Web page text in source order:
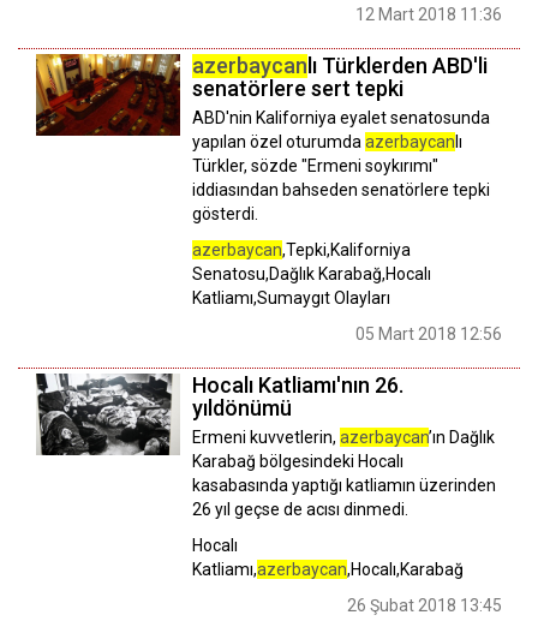
12 Mart 2018 11:36
azerbaycan lı Türklerden ABD'li
senatörlere sert tepki
ABD'nin Kaliforniya eyalet senatosunda
yapılan özel oturumda azerbaycan lı
Türkler, sözde "Ermeni soykırımı"
iddiasından bahseden senatörlere tepki
gösterdi.
azerbaycan,Tepki,Kaliforniya
Senatosu,Dağlık Karabağ,Hocalı
Katliamı,Sumaygıt Olayları
05 Mart 2018 12:56
Hocalı Katliamı'nın 26.
yıldönümü
Ermeni kuvvetlerin, azerbaycan’ın Dağlık
Karabağ bölgesindeki Hocalı
kasabasında yaptığı katliamın üzerinden
26 yıl geçse de acısı dinmedi.
Hocalı
Katliamı,azerbaycan,Hocalı,Karabağ
26 Şubat 2018 13:45